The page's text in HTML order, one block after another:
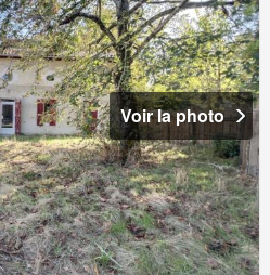
Voir la photo